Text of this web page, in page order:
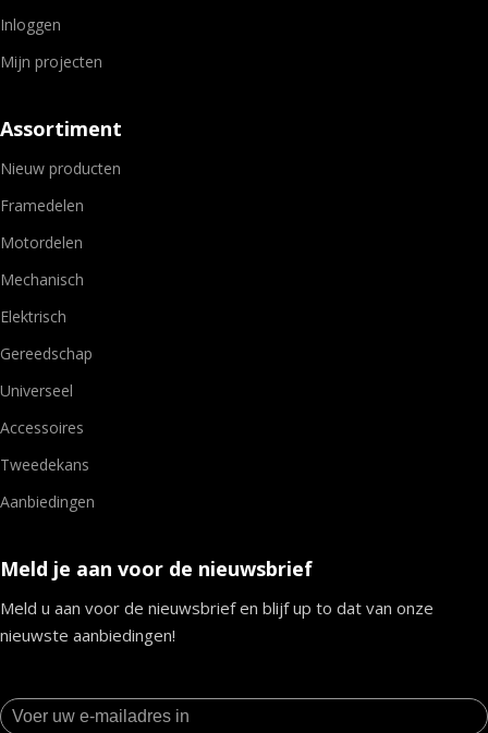
Inloggen
Mijn projecten
Assortiment
Nieuw producten
Framedelen
Motordelen
Mechanisch
Elektrisch
Gereedschap
Universeel
Accessoires
Tweedekans
Aanbiedingen
Meld je aan voor de nieuwsbrief
Meld u aan voor de nieuwsbrief en blijf up to dat van onze
nieuwste aanbiedingen!